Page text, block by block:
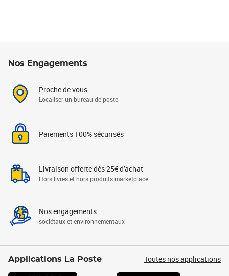
Nos Engagements
Proche de vous
Localiser un bureau de poste
Paiements 100% sécurisés
Livraison offerte dès 25€ d'achat
Hors livres et hors produits marketplace
Nos engagements
sociétaux et environnementaux
Applications La Poste Toutes nos applications